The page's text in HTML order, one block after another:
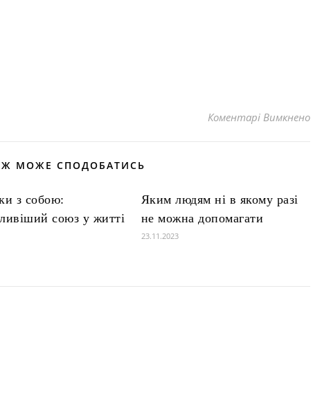
Коментарі Вимкненодо
МОЖЕ СПОДОБАТИСЬ
з собою:
союз у житті
Яким людям ні в якому разі
не можна допомагати
23.11.2023